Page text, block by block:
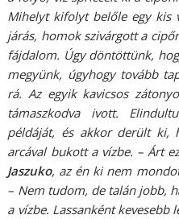
Mihelyt kifolyt belőle egy kis
járás, homok szivárgott a
fájdalom. Úgy döntöttünk,
megyünk, úgyhogy tovább
rá. Az egyik kavicsos
támaszkodva ivott.
példáját, és akkor derült ki,
arcával bukott a vízbe. – Árt
Jaszuko, az én ki nem
– Nem tudom, de talán jobb,
a vízbe. Lassanként